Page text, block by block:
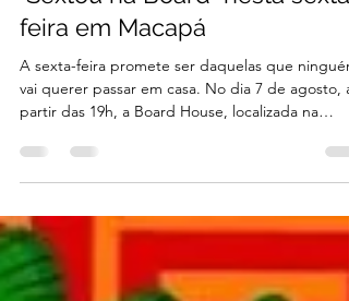
Feira Alterna, gastronomia e
diversão movimentam o
"Sextou na Board" nesta sexta-
feira em Macapá
A sexta-feira promete ser daquelas que ninguém
Avenida Desidério Antônio Coelho, nº 1189, no
bairro Trem, recebe mais uma edição do "Sextou
na Board", reunindo cultura alternativa,
criatividade, gastronomia e diversão em uma